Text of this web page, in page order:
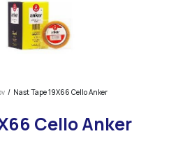
Nast Tape 19X66 Cello Anker
Cello Anker